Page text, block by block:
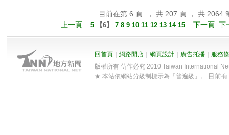
目前在第 6 頁 ， 共 207 頁 ， 共 2064
上一頁
5 【6】 7 8 9 10 11 12 13 14 15 下一頁 下
回首頁 網路開店 網頁設計 廣告托播
服務
版權所有 仿作必究 2010 Taiwan International
★ 本站依網站分級制標示為「普遍級」。
目前